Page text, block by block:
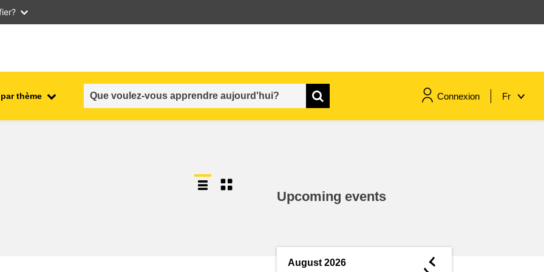
thème Connexion Fr
salubrité et sécurité alimentaire
connaissances
Upcoming events
August 2026 ◄